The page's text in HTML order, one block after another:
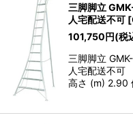
三脚脚立
人宅配送不可 [
101,750円(税
三脚脚立
人宅配送不可
高さ (m) 2.90